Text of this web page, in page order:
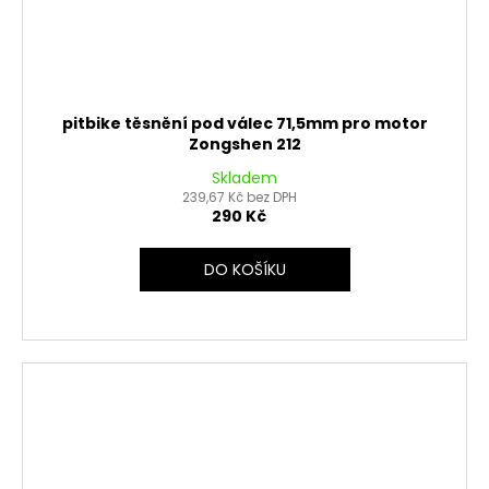
pitbike těsnění pod válec 71,5mm pro motor
Zongshen 212
Skladem
239,67 Kč bez DPH
290 Kč
DO KOŠÍKU